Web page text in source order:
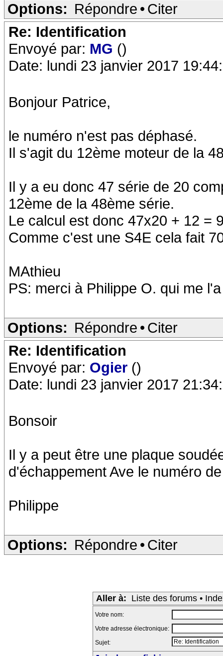
Options: Répondre • Citer
Re: Identification
Envoyé par: MG ()
Date: lundi 23 janvier 2017
Bonjour Patrice,
le numéro n'est pas déphasé.
Il s'agit du 12ème moteur de la
Il y a eu donc 47 série de 20
12ème de la 48ème série.
Le calcul est donc 47x20 + 12 =
Comme c'est une S4E cela fait
MAthieu
PS: merci à Philippe O. qui me
Options: Répondre • Citer
Re: Identification
Envoyé par: Ogier ()
Date: lundi 23 janvier 2017
Bonsoir
Il y a peut être une plaque
d'échappement Ave le numéro
Philippe
Options: Répondre • Citer
Aller à: Liste des forums •
Votre nom:
Votre adresse électronique:
Sujet: